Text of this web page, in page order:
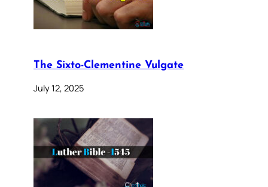
The Sixto-Clementine Vulgate
July 12, 2025